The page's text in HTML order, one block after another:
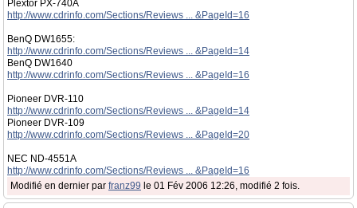
Plextor PX-740A
http://www.cdrinfo.com/Sections/Reviews ... &PageId=16
BenQ DW1655:
http://www.cdrinfo.com/Sections/Reviews ... &PageId=14
BenQ DW1640
http://www.cdrinfo.com/Sections/Reviews ... &PageId=16
Pioneer DVR-110
http://www.cdrinfo.com/Sections/Reviews ... &PageId=14
Pioneer DVR-109
http://www.cdrinfo.com/Sections/Reviews ... &PageId=20
NEC ND-4551A
http://www.cdrinfo.com/Sections/Reviews ... &PageId=16
Modifié en dernier par franz99 le 01 Fév 2006 12:26, modifié 2 fois.